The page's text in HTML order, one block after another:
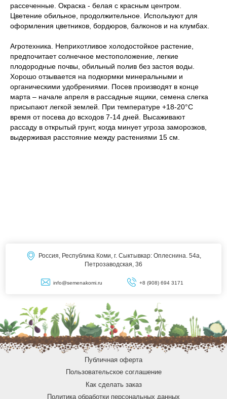
рассеченные. Окраска - белая с красным центром.
Цветение обильное, продолжительное. Используют для
оформления цветников, бордюров, балконов и на клумбах.
Агротехника. Неприхотливое холодостойкое растение,
предпочитает солнечное местоположение, легкие
плодородные почвы, обильный полив без застоя воды.
Хорошо отзывается на подкормки минеральными и
органическими удобрениями. Посев производят в конце
марта – начале апреля в рассадные ящики, семена слегка
присыпают легкой землей. При температуре +18-20°C
время от посева до всходов 7-14 дней. Высаживают
рассаду в открытый грунт, когда минует угроза заморозков,
выдерживая расстояние между растениями 15 см.
Россия, Республика Коми, г. Сыктывкар: Оплеснина. 54а,
Петрозаводская, 36
info@semenakomi.ru +8 (908) 694 3171
Публичная оферта
Пользовательское соглашение
Как сделать заказ
Политика обработки персональных данных